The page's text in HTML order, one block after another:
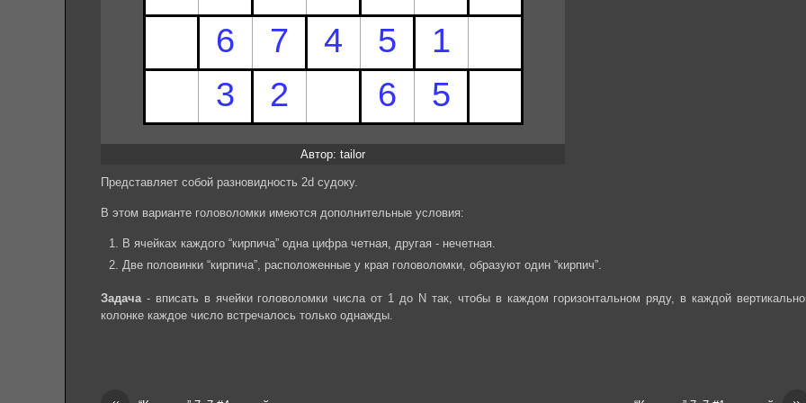
Автор: tailor
Представляет собой разновидность 2d судоку.
В этом варианте головоломки имеются дополнительные условия:
В ячейках каждого “кирпича” одна цифра четная, другая - нечетная.
Две половинки “кирпича”, расположенные у края головоломки, образуют один “кирпич”.
Задача- вписать в ячейки головоломки числа от 1 до N так, чтобы в каждом горизонтальном ряду, в каждой
колонке каждое число встречалось только однажды.